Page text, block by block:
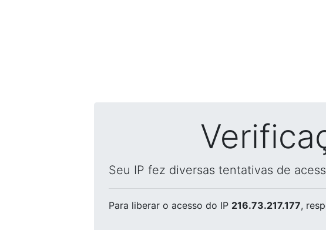
Seu IP fez diversas tentativas de
Para liberar o acesso do IP 216.73.217.177,